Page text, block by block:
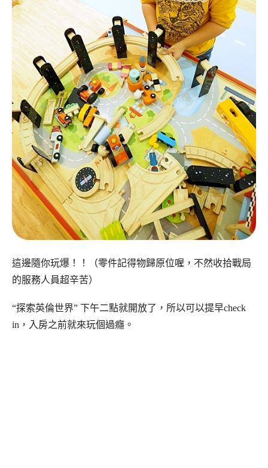
這邊隨你玩爆！！（零件記得物歸原位喔，不然收拾戰局
的服務人員超辛苦）
“探索英倫世界” 下午二點就開放了，所以可以提早check
in，入房之前就來玩個過癮。